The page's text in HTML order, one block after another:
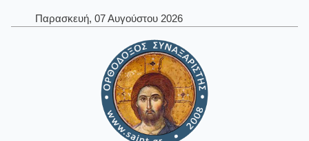
Παρασκευή, 07 Αυγούστου 2026